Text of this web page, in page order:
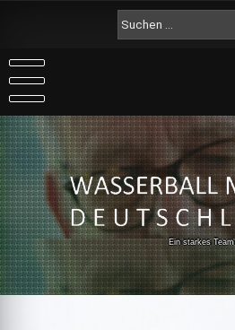
nach:
Ein starkes Team